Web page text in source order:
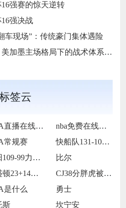
强赛的惊天逆转
强决战
车现场”：传统豪门集体遇险
墨主场格局下的战术体系重构
签云
NBA直播在线观看
nba免费在线高清直播
常规赛
快船队131-105战胜老鹰队
太阳109-99力克76人
比尔
华盛顿23+14莱夫利21+15 独行侠
CJ38分胖虎被禁赛 鹈鹕123-115
是什么
勇士
斯 坎宁安